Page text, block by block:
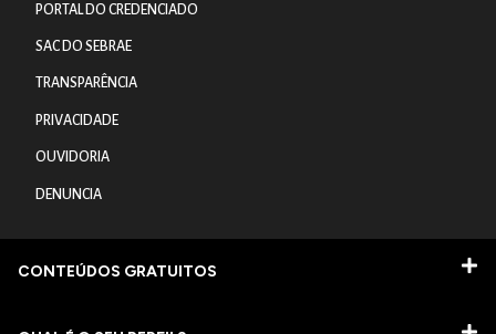
PORTAL DO CREDENCIADO
SAC DO SEBRAE
TRANSPARÊNCIA
PRIVACIDADE
OUVIDORIA
DENUNCIA
CONTEÚDOS GRATUITOS